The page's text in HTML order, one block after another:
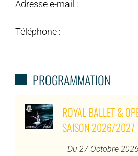
Adresse e-mail :
-
Téléphone :
-
PROGRAMMATION
ROYAL BALLET &
SAISON 2026/2027
Du 27 Octobre